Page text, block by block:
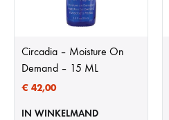
Circadia – Moisture On
Demand – 15 ML
€ 42,00
IN WINKELMAND